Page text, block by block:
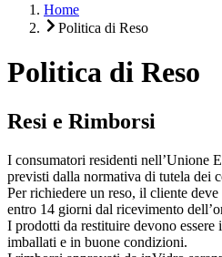
Home
Politica di Reso
Politica di Reso
Resi e Rimborsi
I consumatori residenti nell’Unione
previsti dalla normativa di tutela dei
Per richiedere un reso, il cliente
entro 14 giorni dal ricevimento
I prodotti da restituire devono essere
imballati e in buone condizioni.